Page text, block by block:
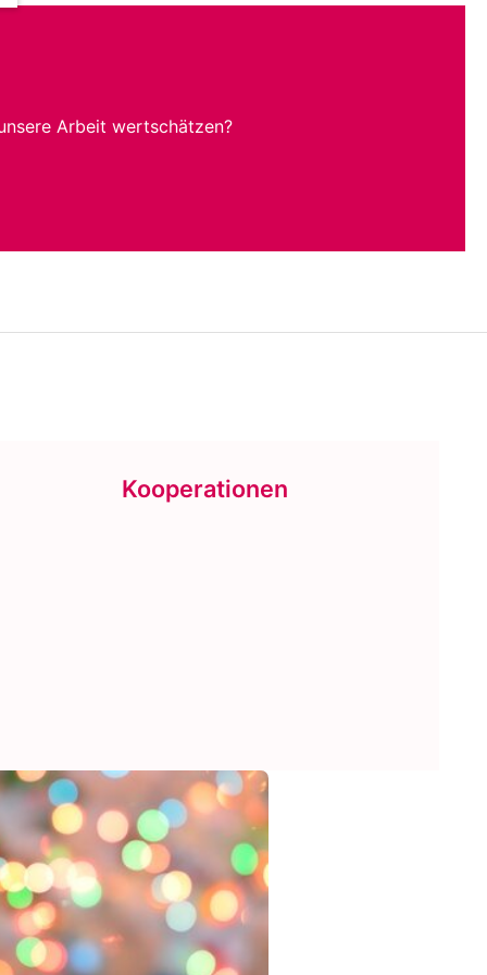
Arbeit wertschätzen?
Kooperationen